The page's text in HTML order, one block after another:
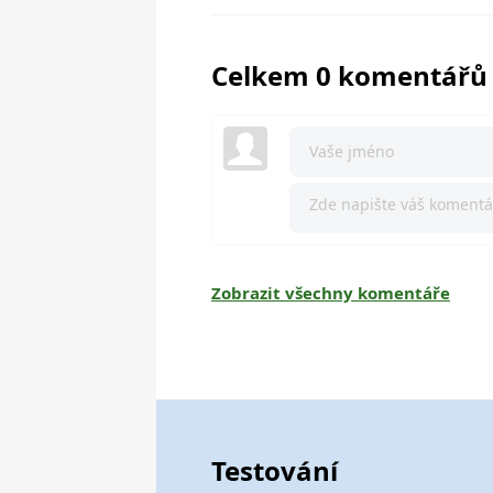
Celkem 0 komentářů
Zobrazit všechny komentáře
Testování